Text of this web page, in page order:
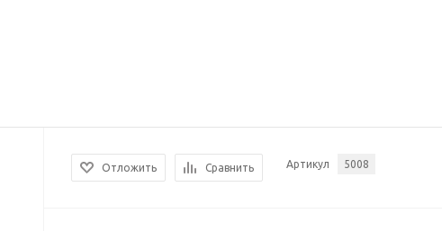
Отложить Сравнить Артикул 5008